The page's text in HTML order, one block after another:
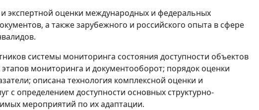
экспертной оценки международных и федеральных
а также зарубежного и российского опыта в сфере
системы мониторинга состояния доступности объектов
мониторинга и документооборот; порядок оценки
описана технология комплексной оценки и
с определением доступности основных структурно-
мероприятий по их адаптации.